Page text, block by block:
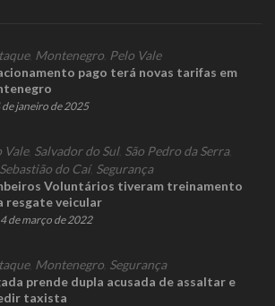
, Montenegro Pelo Vale
pago terá novas tarifas em
de janeiro de 2025
Vale, Salvador do Sul, São Pedro da Serra,
do Caí, Segurança
Voluntários tiveram treinamento
resgate veicular
de março de 2022
, Montenegro Segurança
prende dupla acusada de assaltar e
taxista